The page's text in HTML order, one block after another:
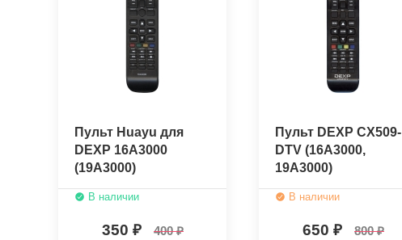
Пульт Huayu для
DEXP 16A3000
(19A3000)
В наличии
350 400
Пульт DEXP CX509-
DTV (16A3000,
19A3000)
(оригинальный)
В наличии
650 800